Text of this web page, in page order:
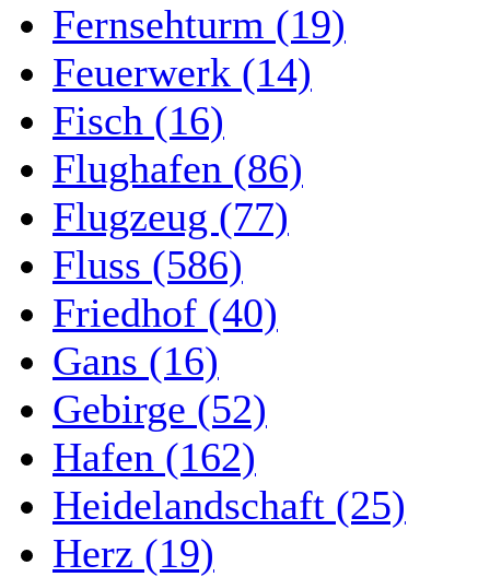
Fernsehturm (19)
Feuerwerk (14)
Fisch (16)
Flughafen (86)
Flugzeug (77)
Fluss (586)
Friedhof (40)
Gans (16)
Gebirge (52)
Hafen (162)
Heidelandschaft (25)
Herz (19)